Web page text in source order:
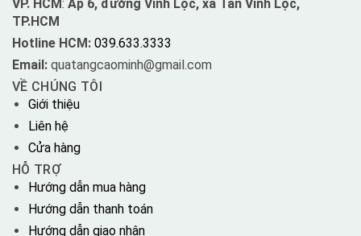
VP. HCM: Ấp 6, đường Vĩnh Lộc, xã Tân Vĩnh Lộc,
TP.HCM
Hotline HCM: 039.633.3333
Email: quatangcaominh@gmail.com
VỀ CHÚNG TÔI
Giới thiệu
Liên hệ
Cửa hàng
HỖ TRỢ
Hướng dẫn mua hàng
Hướng dẫn thanh toán
Hướng dẫn giao nhận